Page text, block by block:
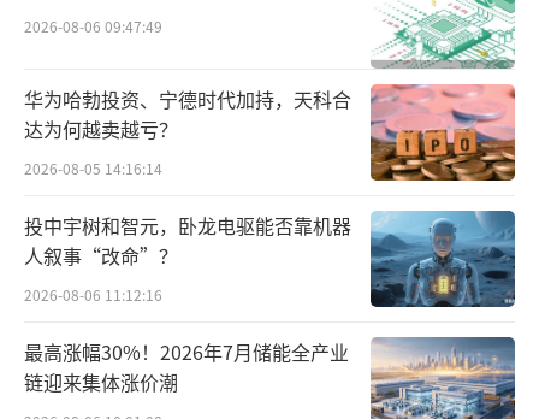
由此来看，宁德时代2024年全年净利润超
过2023年的441.21亿，再创历史新高，问题同
样不大。
三季报还显示，宁德时代账面单货币资金
就高达2,646.76亿，前三季度经营现金累计净
流入674.44亿，同比增长28.09%，也压根不缺
2026-08-06 09:47:49
华为哈勃投资、宁德时代加持，天科合
达为何越卖越亏？
2026-08-05 14:16:14
投中宇树和智元，卧龙电驱能否靠机器
人叙事“改命”？
2026-08-06 11:12:16
最高涨幅30%！2026年7月储能全产业
链迎来集体涨价潮